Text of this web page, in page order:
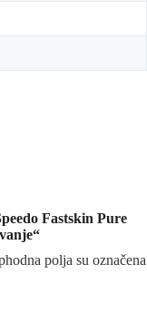
Fastskin Pure
polja su označena